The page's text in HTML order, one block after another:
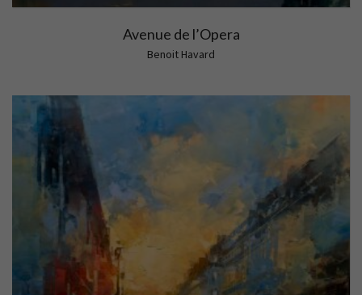
Avenue de l’Opera
Benoit Havard